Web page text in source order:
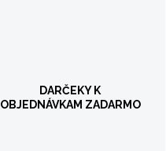
DARČEKY K
OBJEDNÁVKAM ZADARMO